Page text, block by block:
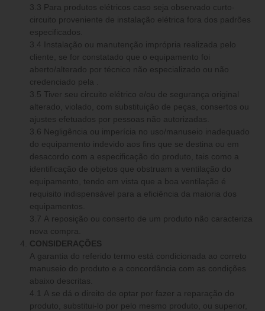
3.3 Para produtos elétricos caso seja observado curto-
circuito proveniente de instalação elétrica fora dos padrões
especificados.
3.4 Instalação ou manutenção imprópria realizada pelo
cliente, se for constatado que o equipamento foi
aberto/alterado por técnico não especializado ou não
credenciado pela .
3.5 Tiver seu circuito elétrico e/ou de segurança original
alterado, violado, com substituição de peças, consertos ou
ajustes efetuados por pessoas não autorizadas.
3.6 Negligência ou imperícia no uso/manuseio inadequado
do equipamento indevido aos fins que se destina ou em
desacordo com a especificação do produto, tais como a
identificação de objetos que obstruam a ventilação do
equipamento, tendo em vista que a boa ventilação é
requisito indispensável para a eficiência da maioria dos
equipamentos.
3.7 A reposição ou conserto de um produto não caracteriza
nova compra.
CONSIDERAÇÕES
A garantia do referido termo está condicionada ao correto
manuseio do produto e a concordância com as condições
abaixo descritas.
4.1 A se dá o direito de optar por fazer a reparação do
produto, substitui-lo por pelo mesmo produto, ou superior,